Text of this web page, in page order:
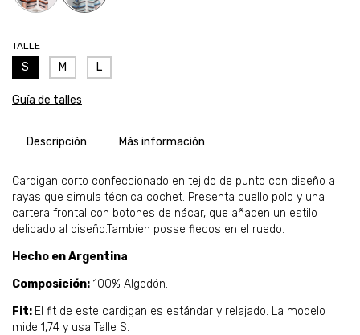
TALLE
S M L
Guía de talles
Descripción Más información
Cardigan corto confeccionado en tejido de punto con diseño a
rayas que simula técnica cochet. Presenta cuello polo y una
cartera frontal con botones de nácar, que añaden un estilo
delicado al diseño.Tambien posse flecos en el ruedo.
Hecho en Argentina
Composición: 100% Algodón.
Fit: El fit de este cardigan es estándar y relajado. La modelo
mide 1,74 y usa Talle S.